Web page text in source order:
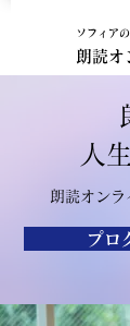
ソフィア
朗読オ
人
朗読オン
プロ